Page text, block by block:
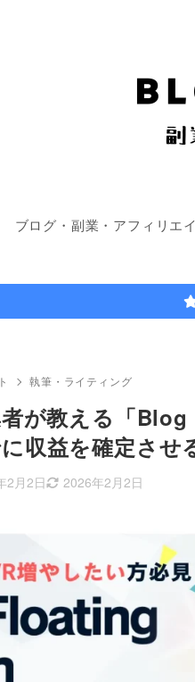
ブログ・副業・アフィリエ
執筆・ライティング
者が教える「
収益を確定させ
2月2日 2026年2月2日